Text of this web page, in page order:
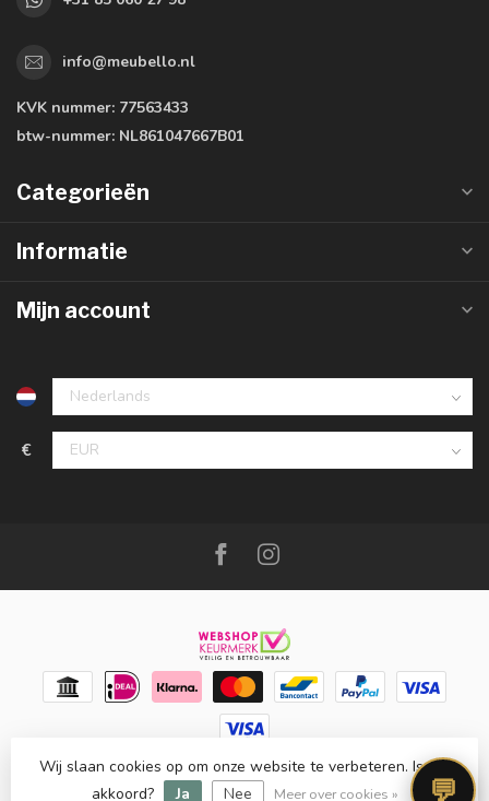
info@meubello.nl
KVK nummer: 77563433
btw-nummer: NL861047667B01
Categorieën
Informatie
Mijn account
€
© Copyright 2026 Meubello®- Powered byLightspeed-
Lightspeed designby Dyvelopment 💬
Wij slaan cookies op om onze website te verbeteren. Is dat
akkoord?
Ja Nee Meer over cookies »